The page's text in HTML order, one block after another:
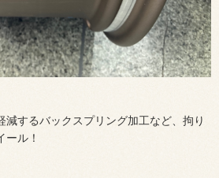
減するバックスプリング加工など、拘り
ル！